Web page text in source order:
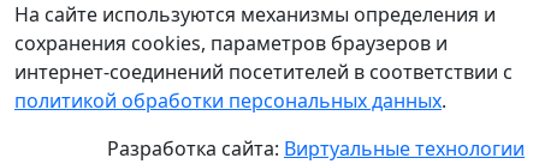
На сайте используются механизмы определения и
сохранения cookies, параметров браузеров и
интернет-соединений посетителей в соответствии с
политикой обработки персональных данных.
Разработка сайта: Виртуальные технологии